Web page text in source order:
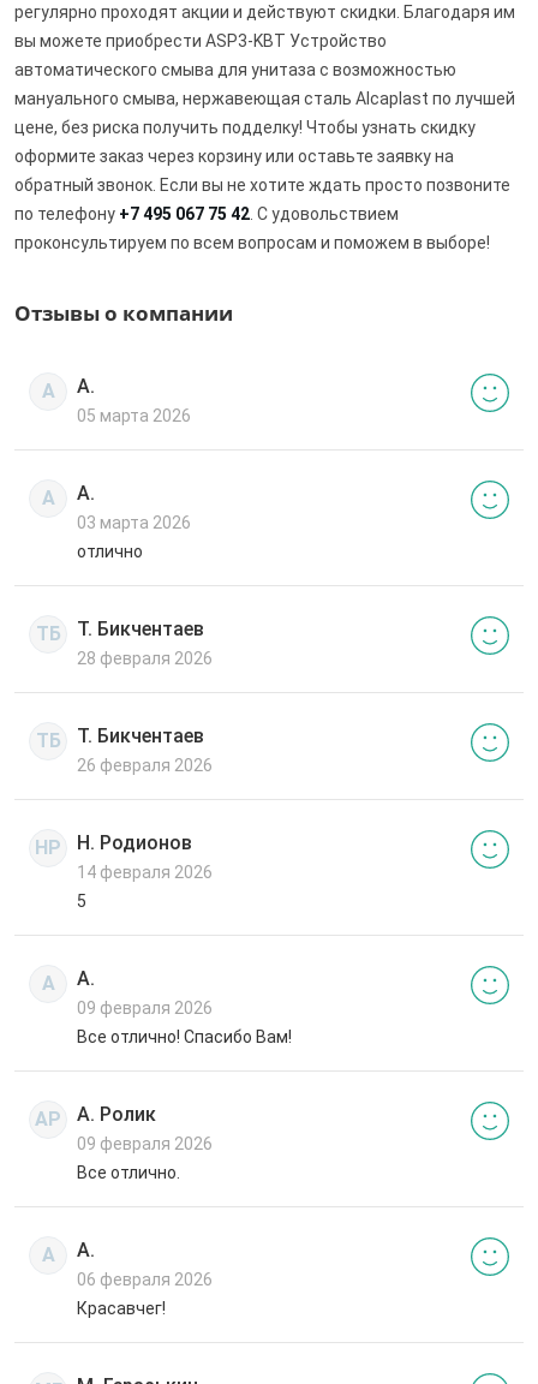
регулярно проходят акции и действуют скидки. Благодаря им
вы можете приобрести ASP3-KBT Устройство
автоматического смыва для унитаза с возможностью
мануального смыва, нержавеющая сталь Alcaplast по лучшей
цене, без риска получить подделку! Чтобы узнать скидку
оформите заказ через корзину или оставьте заявку на
обратный звонок. Если вы не хотите ждать просто позвоните
по телефону +7 495 067 75 42 . С удовольствием
проконсультируем по всем вопросам и поможем в выборе!
Отзывы о компании
А А.
05 марта 2026
А А.
03 марта 2026
отлично
ТБ Т. Бикчентаев
28 февраля 2026
ТБ Т. Бикчентаев
26 февраля 2026
НР Н. Родионов
14 февраля 2026
5
А А.
09 февраля 2026
Все отлично! Спасибо Вам!
АР А. Ролик
09 февраля 2026
Все отлично.
А А.
06 февраля 2026
Красавчег!